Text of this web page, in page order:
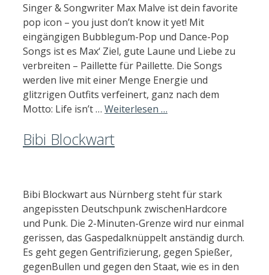
Singer & Songwriter Max Malve ist dein favorite
pop icon – you just don’t know it yet! Mit
eingängigen Bubblegum-Pop und Dance-Pop
Songs ist es Max‘ Ziel, gute Laune und Liebe zu
verbreiten – Paillette für Paillette. Die Songs
werden live mit einer Menge Energie und
glitzrigen Outfits verfeinert, ganz nach dem
Motto: Life isn’t … Weiterlesen …
Bibi Blockwart
Bibi Blockwart aus Nürnberg steht für stark
angepissten Deutschpunk zwischenHardcore
und Punk. Die 2-Minuten-Grenze wird nur einmal
gerissen, das Gaspedalknüppelt anständig durch.
Es geht gegen Gentrifizierung, gegen Spießer,
gegenBullen und gegen den Staat, wie es in den